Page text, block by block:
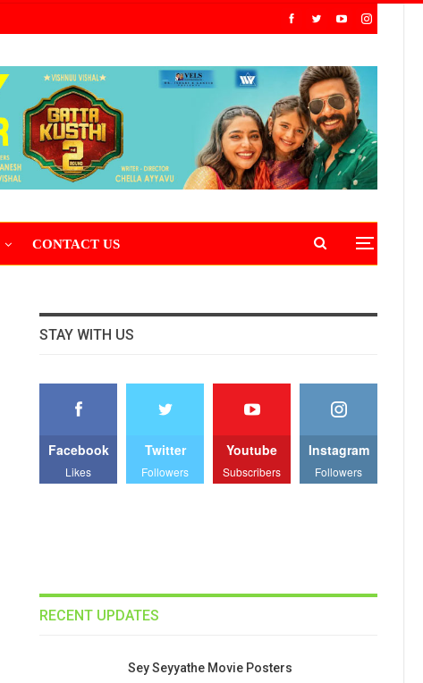
CONTACT US
STAY WITH US
Facebook
Likes
Twitter
Followers
Youtube
Subscribers
Instagram
Followers
RECENT UPDATES
Sey Seyyathe Movie Posters